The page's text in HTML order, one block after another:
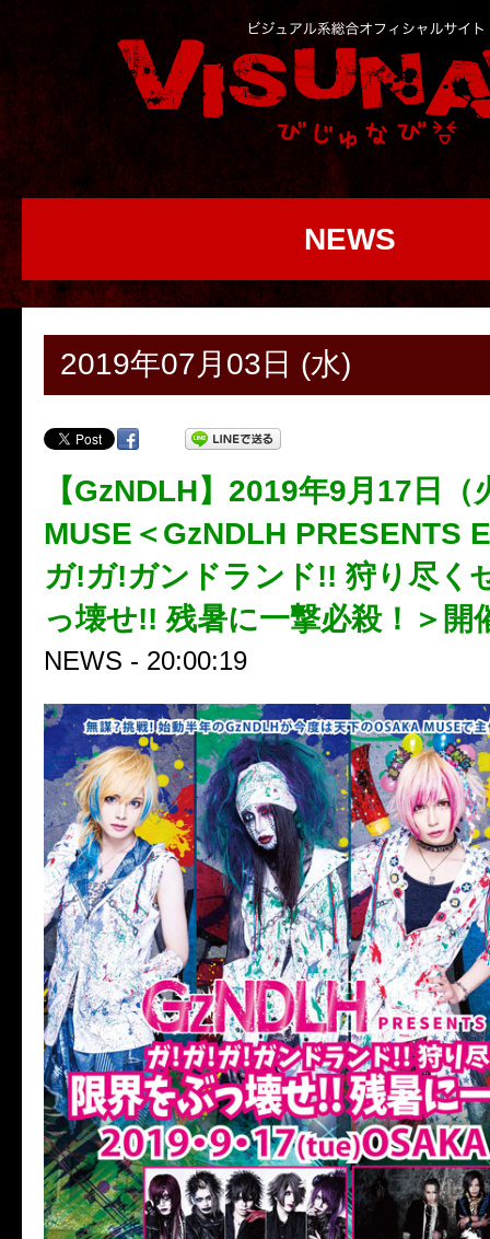
NEWS
2019年07月03日 (水)
【GzNDLH】2019年9月17日（
MUSE＜GzNDLH PRESENTS
ガ!ガ!ガンドランド!! 狩り尽く
っ壊せ!! 残暑に一撃必殺！＞開
NEWS - 20:00:19